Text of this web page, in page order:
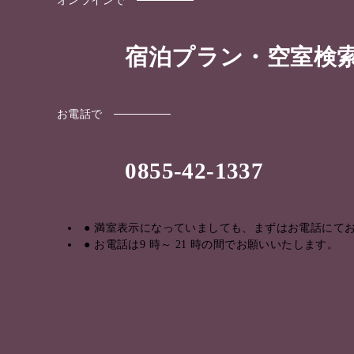
宿泊プラン・空室検
お電話で
0855-42-1337
満室表示になっていましても、まずはお電話にて
お電話は9 時～ 21 時の間でお願いいたします。